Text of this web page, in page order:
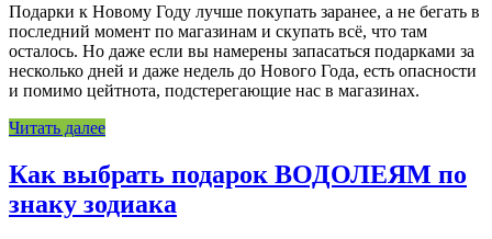
Подарки к Новому Году лучше покупать заранее, а не бегать в
последний момент по магазинам и скупать всё, что там
осталось. Но даже если вы намерены запасаться подарками за
несколько дней и даже недель до Нового Года, есть опасности
и помимо цейтнота, подстерегающие нас в магазинах.
Читать далее
Как выбрать подарок ВОДОЛЕЯМ по
знаку зодиака